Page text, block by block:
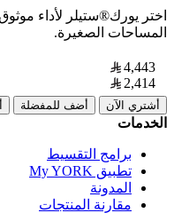
اختر يورك®ستيلر لأداء
المساحات الصغيرة.
أشتري الآن أضف للمفضلة
الخدمات
برامج التقسيط
تطبيق My YORK
المدونة
مقارنة المنتجات